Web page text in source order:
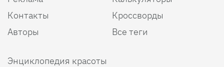
Контакты
Авторы
Кроссворды
Все теги
Энциклопедия красоты